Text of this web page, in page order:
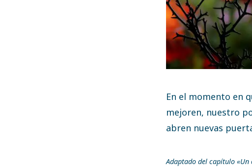
En el momento en
mejoren, nuestro
abren nuevas
Adaptado del capítulo